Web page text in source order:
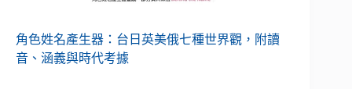
角色姓名產生器：台日英美俄七種世界觀，附讀
音、涵義與時代考據